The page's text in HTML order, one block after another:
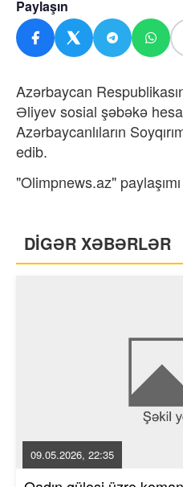
Paylaşın
Azərbaycan
Əliyev sosial şəbəkə
Azərbaycanlıların
edib.
"Olimpnews.az"
DİGƏR XƏBƏRLƏR
09.05.2026, 22:35